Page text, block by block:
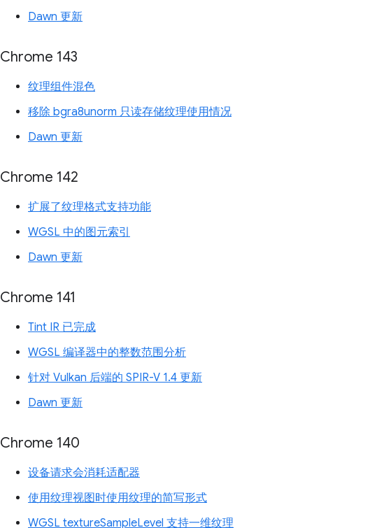
Dawn 更新
Chrome 143
纹理组件混色
移除 bgra8unorm 只读存储纹理使用情况
Dawn 更新
Chrome 142
扩展了纹理格式支持功能
WGSL 中的图元索引
Dawn 更新
Chrome 141
Tint IR 已完成
WGSL 编译器中的整数范围分析
针对 Vulkan 后端的 SPIR-V 1.4 更新
Dawn 更新
Chrome 140
设备请求会消耗适配器
使用纹理视图时使用纹理的简写形式
WGSL textureSampleLevel 支持一维纹理